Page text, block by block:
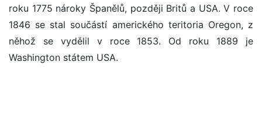
roku 1775 nároky Španělů, později Britů a USA. V roce
1846 se stal součástí amerického teritoria Oregon, z
něhož se vydělil v roce 1853. Od roku 1889 je
Washington státem USA.